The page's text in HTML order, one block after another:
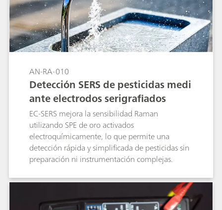
AN-RA-010
Detección SERS de pesticidas medi
ante electrodos serigrafiados
EC-SERS mejora la sensibilidad Raman
utilizando SPE de oro activados
electroquímicamente, lo que permite una
detección rápida y simplificada de pesticidas sin
preparación ni instrumentación complejas.